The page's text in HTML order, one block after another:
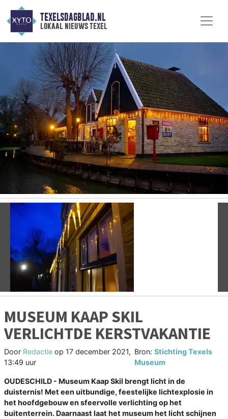
TEXELSDAGBLAD.NL
lokaal nieuws texel
Vorige
MUSEUM KAAP SKIL
VERLICHTDE KERSTVAKANTIE
Door Redactie op 17 december 2021,
13:49 uur
Bron:Stichting Texels
Museum
OUDESCHILD - Museum Kaap Skil brengt licht in de
duisternis! Met een uitbundige, feestelijke lichtexplosie in
het hoofdgebouw en sfeervolle verlichting op het
buitenterrein. Daarnaast laat het museum het licht schijnen